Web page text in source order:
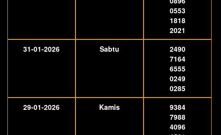
0553
1818
2021
31-01-2026
Sabtu
2490
7164
6555
0249
0285
29-01-2026
Kamis
9384
7988
4096